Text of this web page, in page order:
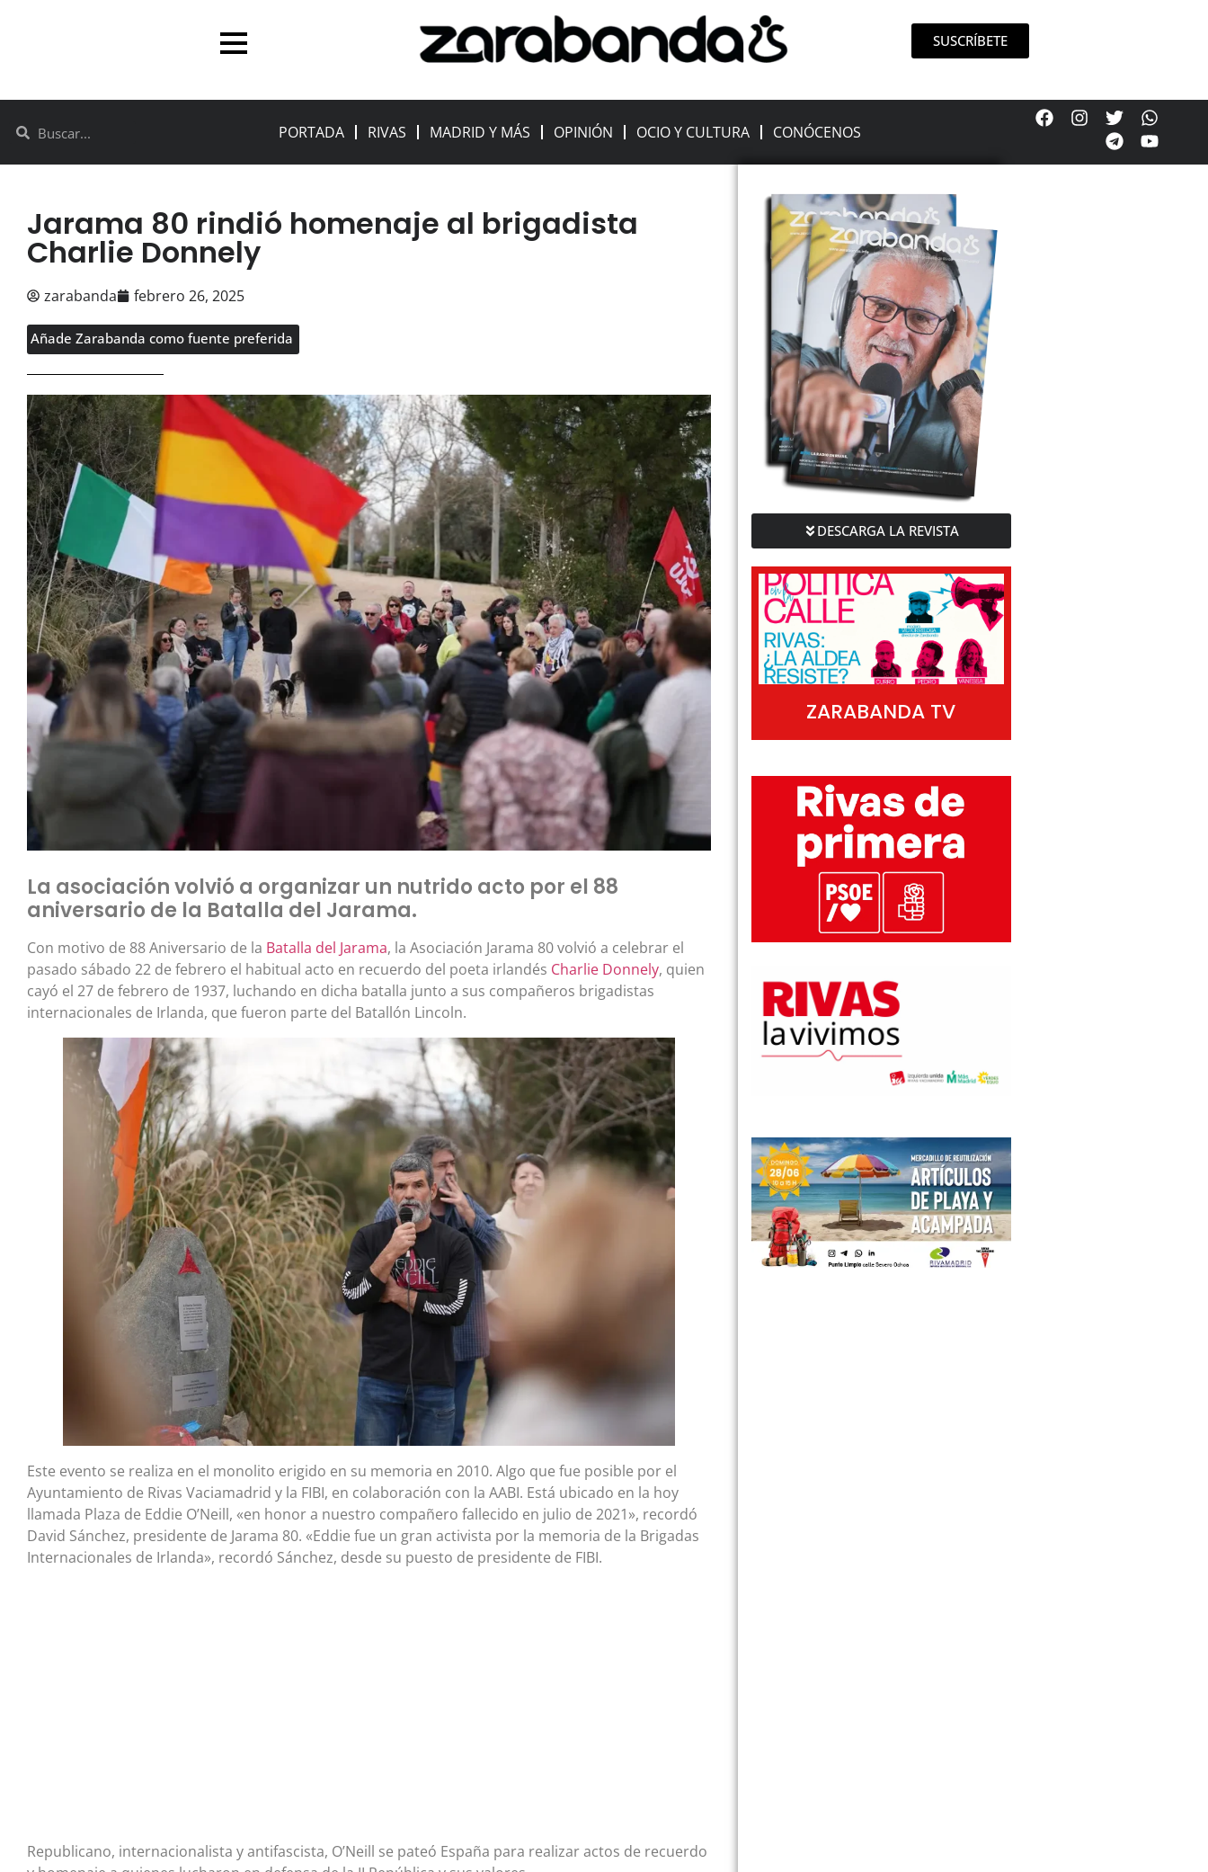
SUSCRÍBETE
PORTADA RIVAS MADRID Y MÁS OPINIÓN OCIO Y CULTURA CONÓCENOS
Jarama 80 rindió homenaje al brigadista
Charlie Donnely
zarabanda febrero 26, 2025
Añade Zarabanda como fuente preferida
La asociación volvió a organizar un nutrido acto por el 88
aniversario de la Batalla del Jarama.
Con motivo de 88 Aniversario de la Batalla del Jarama, la Asociación Jarama 80 volvió a celebrar el
pasado sábado 22 de febrero el habitual acto en recuerdo del poeta irlandés Charlie Donnely, quien
cayó el 27 de febrero de 1937, luchando en dicha batalla junto a sus compañeros brigadistas
internacionales de Irlanda, que fueron parte del Batallón Lincoln.
Este evento se realiza en el monolito erigido en su memoria en 2010. Algo que fue posible por el
Ayuntamiento de Rivas Vaciamadrid y la FIBI, en colaboración con la AABI. Está ubicado en la hoy
llamada Plaza de Eddie O’Neill, «en honor a nuestro compañero fallecido en julio de 2021», recordó
David Sánchez, presidente de Jarama 80. «Eddie fue un gran activista por la memoria de la Brigadas
Internacionales de Irlanda», recordó Sánchez, desde su puesto de presidente de FIBI.
Republicano, internacionalista y antifascista, O’Neill se pateó España para realizar actos de recuerdo
DESCARGA LA REVISTA
ZARABANDA TV